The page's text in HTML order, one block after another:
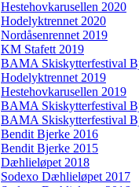
Hestehovkarusellen 2020
Hodelyktrennet 2020
Nordåsenrennet 2019
KM Stafett 2019
BAMA Skiskytterfestival
Hodelyktrennet 2019
Hestehovkarusellen 2019
BAMA Skiskytterfestival
BAMA Skiskytterfestival
Bendit Bjerke 2016
Bendit Bjerke 2015
Dæhlieløpet 2018
Sodexo Dæhlieløpet 2017